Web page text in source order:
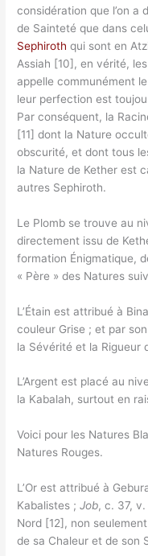
considération que l’on a
de Sainteté que dans
Sephiroth qui sont en
Assiah [10], en vérité,
appelle communément
leur perfection est
Par conséquent, la
[11] dont la Nature
obscurité, et dont tous
la Nature de Kether est
autres Sephiroth.
Le Plomb se trouve au
directement issu de
formation Énigmatique,
« Père » des Natures
L’Étain est attribué à
couleur Grise ; et par
la Sévérité et la Rigueur
L’Argent est placé au
la Kabalah, surtout en
Voici pour les Natures
Natures Rouges.
L’Or est attribué à
Kabalistes ;Job, c. 37,
Nord [12], non
de sa Chaleur et de son